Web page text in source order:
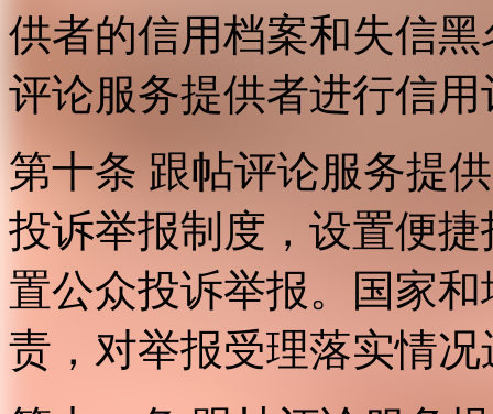
供者的信用档案和失信
评论服务提供者进行信用
第十条 跟帖评论服务提
投诉举报制度，设置便
置公众投诉举报。国家
责，对举报受理落实情